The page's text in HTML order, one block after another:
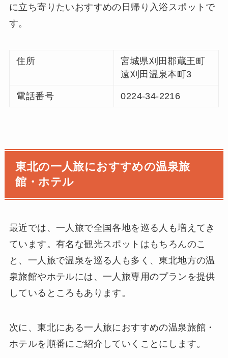
に立ち寄りたいおすすめの日帰り入浴スポットで
す。
住所
宮城県刈田郡蔵王町
遠刈田温泉本町3
電話番号 0224-34-2216
東北の一人旅におすすめの温泉旅
館・ホテル
最近では、一人旅で全国各地を巡る人も増えてき
ています。有名な観光スポットはもちろんのこ
と、一人旅で温泉を巡る人も多く、東北地方の温
泉旅館やホテルには、一人旅専用のプランを提供
しているところもあります。
次に、東北にある一人旅におすすめの温泉旅館・
ホテルを順番にご紹介していくことにします。